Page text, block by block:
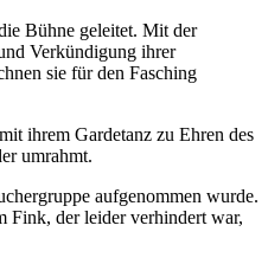
Bühne geleitet. Mit der
Verkündigung ihrer
sie für den Fasching
mit ihrem Gardetanz zu Ehren des
umrahmt.
aufgenommen wurde.
Fink, der leider verhindert war,